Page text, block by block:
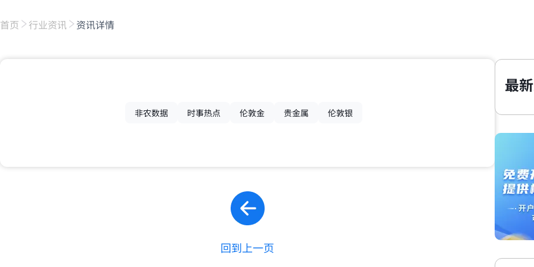
首页 行业资讯 资讯详情
非农数据 时事热点 伦敦金 贵金属 伦敦银
回到上一页
最